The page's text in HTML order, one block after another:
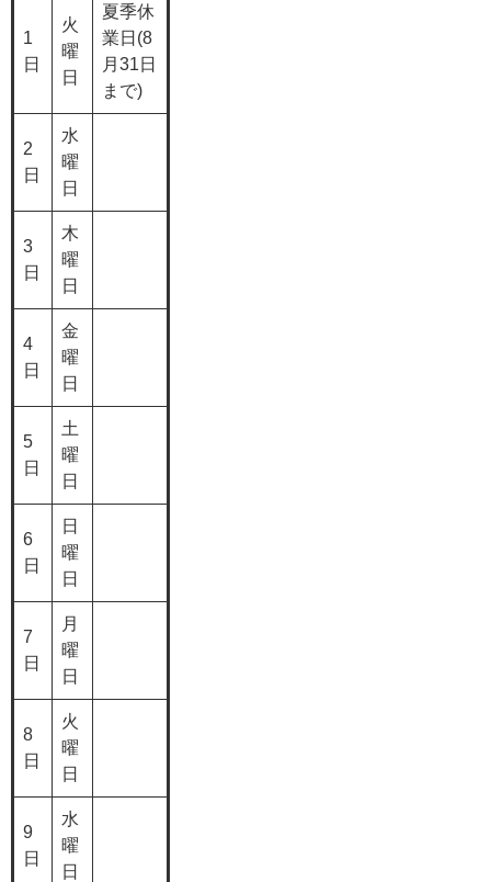
1
日
火
曜
日
夏季休
業日(8
月31日
まで)
2
日
水
曜
日
3
日
木
曜
日
4
日
金
曜
日
5
日
土
曜
日
6
日
日
曜
日
7
日
月
曜
日
8
日
火
曜
日
9
日
水
曜
日